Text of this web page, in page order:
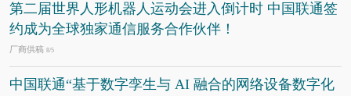
第二届世界人形机器人运动会进入倒计时 中国联通签
约成为全球独家通信服务合作伙伴！
厂商供稿 8/5
中国联通“基于数字孪生与 AI 融合的网络设备数字化